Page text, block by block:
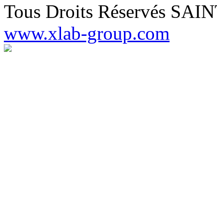
Tous Droits Réservés
www.xlab-group.com